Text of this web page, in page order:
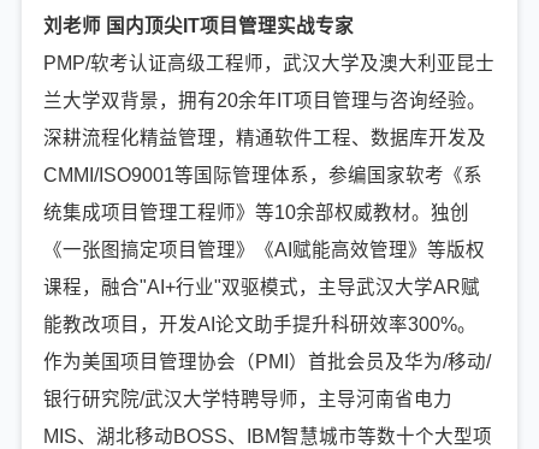
刘老师 国内顶尖IT项目管理实战专家
PMP/软考认证高级工程师，武汉大学及澳大利亚昆士
兰大学双背景，拥有20余年IT项目管理与咨询经验。
深耕流程化精益管理，精通软件工程、数据库开发及
CMMI/ISO9001等国际管理体系，参编国家软考《系
统集成项目管理工程师》等10余部权威教材。独创
《一张图搞定项目管理》《AI赋能高效管理》等版权
课程，融合"AI+行业"双驱模式，主导武汉大学AR赋
能教改项目，开发AI论文助手提升科研效率300%。
作为美国项目管理协会（PMI）首批会员及华为/移动/
银行研究院/武汉大学特聘导师，主导河南省电力
MIS、湖北移动BOSS、IBM智慧城市等数十个大型项